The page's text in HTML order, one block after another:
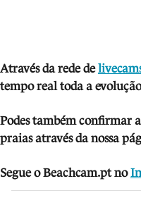
Através da rede de
tempo real toda a
Podes também confirmar
praias através da nossa
Segue o Beachcam.pt no